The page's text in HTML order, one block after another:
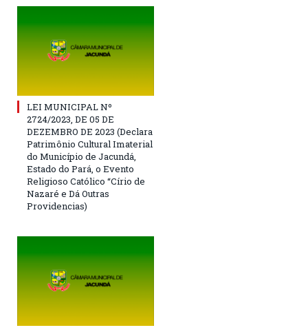
LEI MUNICIPAL Nº
2724/2023, DE 05 DE
DEZEMBRO DE 2023 (Declara
Patrimônio Cultural Imaterial
do Município de Jacundá,
Estado do Pará, o Evento
Religioso Católico “Círio de
Nazaré e Dá Outras
Providencias)